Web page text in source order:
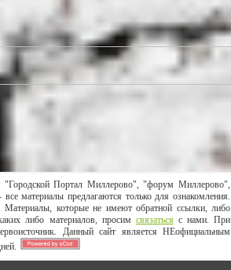
Портал Миллерово", "форум Миллерово",
материалы предлагаются только для ознакомления.
Материалы, которые не имеют обратной ссылки, либо
либо материалов, просим связатьсяс нами. При
Данный сайт является НЕофициальным